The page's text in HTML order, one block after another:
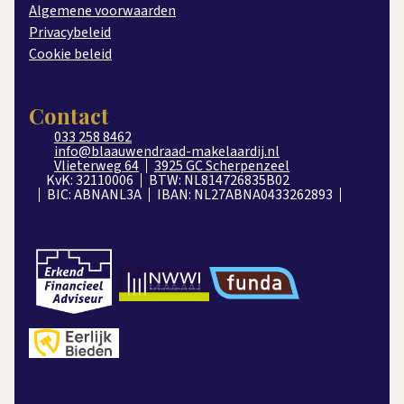
Energielabel B.
voorzien een bad.
Maar liefst 5 slaap/werkkamers.
modern gestucte berging.
Eigen achterom.
Rolluiken aan voor- en achterzijde.
Algemene voorwaarden
Privacybeleid
Cookie beleid
Contact
033 258 8462
info@blaauwendraad-makelaardij.nl
Vlieterweg 64 3925 GC Scherpenzeel
KvK: 32110006 BTW: NL814726835B02
BIC: ABNANL3A IBAN: NL27ABNA0433262893